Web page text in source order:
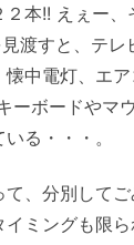
本!! えぇー
渡すと、テレ
懐中電灯、エ
ーボードやマ
る・・・。
、分別して
ミングも限ら